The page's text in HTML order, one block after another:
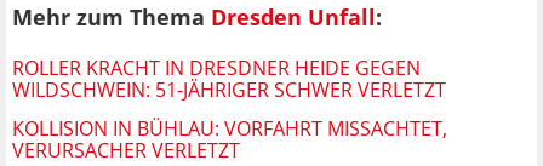
Mehr zum Thema Dresden Unfall:
ROLLER KRACHT IN DRESDNER HEIDE GEGEN
WILDSCHWEIN: 51-JÄHRIGER SCHWER VERLETZT
KOLLISION IN BÜHLAU: VORFAHRT MISSACHTET,
VERURSACHER VERLETZT